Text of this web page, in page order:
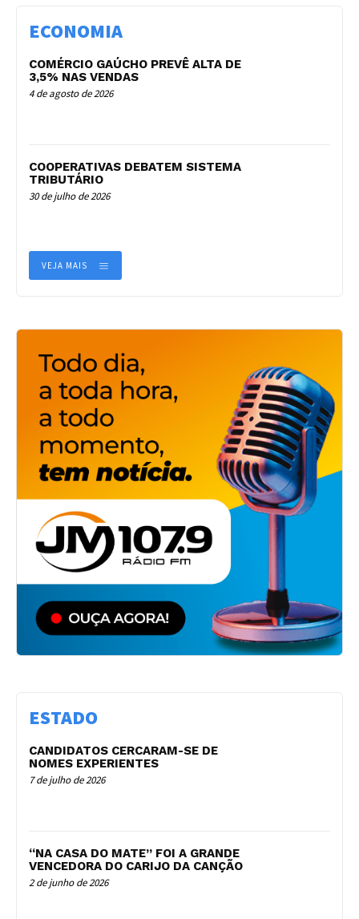
ECONOMIA
COMÉRCIO GAÚCHO PREVÊ ALTA DE
3,5% NAS VENDAS
4 de agosto de 2026
COOPERATIVAS DEBATEM SISTEMA
TRIBUTÁRIO
30 de julho de 2026
VEJA MAIS
ESTADO
CANDIDATOS CERCARAM-SE DE
NOMES EXPERIENTES
7 de julho de 2026
“NA CASA DO MATE” FOI A GRANDE
VENCEDORA DO CARIJO DA CANÇÃO
2 de junho de 2026